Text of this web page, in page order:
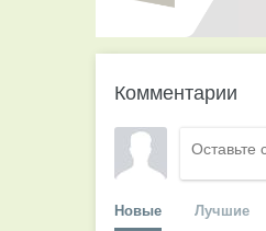
Комментарии
Новые Лучшие